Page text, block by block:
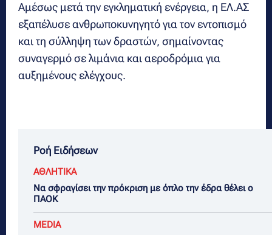
Αμέσως μετά την εγκληματική ενέργεια, η ΕΛ.ΑΣ
εξαπέλυσε ανθρωποκυνηγητό για τον εντοπισμό
και τη σύλληψη των δραστών, σημαίνοντας
συναγερμό σε λιμάνια και αεροδρόμια για
αυξημένους ελέγχους.
Ροή Ειδήσεων
ΑΘΛΗΤΙΚΑ
Να σφραγίσει την πρόκριση με όπλο την έδρα θέλει ο
ΠΑΟΚ
MEDIA